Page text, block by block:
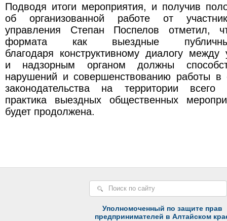
Подводя итоги мероприятия, и получив
об организованной работе от
управления Степан Поспелов отметил,
формата как выездные
благодаря конструктивному диалогу между
и надзорным органом должны
нарушений и совершенствованию работы в
законодательства на территории всего
практика выездных общественных
будет продолжена.
Уполномоченный по защите прав
предпринимателей в Алтайском